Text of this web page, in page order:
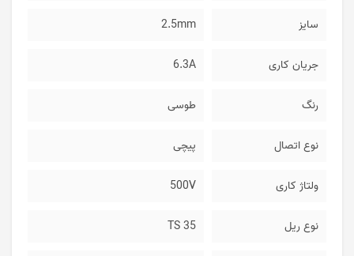
سایز 2.5mm
جریان کاری 6.3A
رنگ طوسی
نوع اتصال پیچی
ولتاژ کاری 500V
نوع ریل TS 35